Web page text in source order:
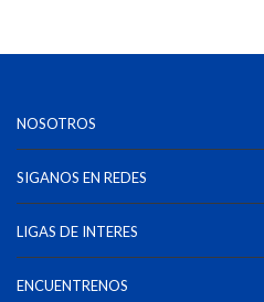
NOSOTROS
SIGANOS EN REDES
LIGAS DE INTERES
ENCUENTRENOS